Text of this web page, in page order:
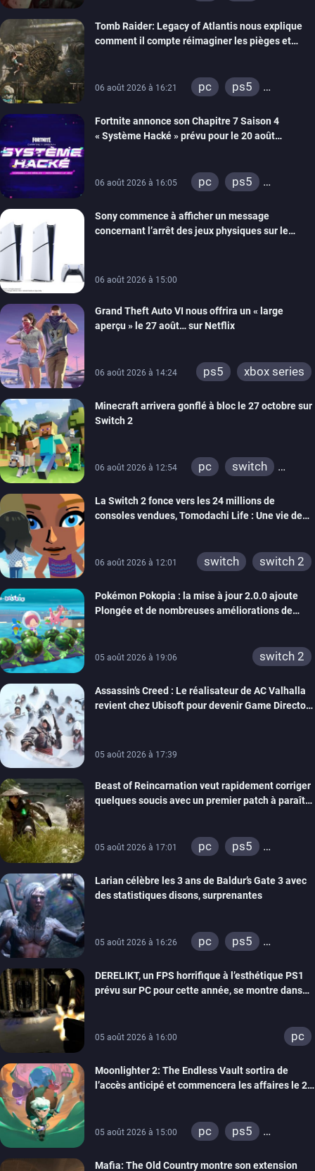
switch 2
Tomb Raider: Legacy of Atlantis nous explique
comment il compte réimaginer les pièges et
06 août 2026 à 16:21 pc
ps5
switch 2
Fortnite annonce son Chapitre 7 Saison 4
« Système Hacké » prévu pour le 20 août
06 août 2026 à 16:05 pc
ps5
switch
ios
android
ps4
Sony commence à afficher un message
concernant l’arrêt des jeux physiques sur le
06 août 2026 à 15:00
Grand Theft Auto VI nous offrira un « large
aperçu » le 27 août… sur Netflix
06 août 2026 à 14:24 ps5 xbox series
Minecraft arrivera gonflé à bloc le 27 octobre sur
Switch 2
06 août 2026 à 12:54 pc
switch
xbox one
wiiu
3ds
ps3
switch 2
La Switch 2 fonce vers les 24 millions de
consoles vendues, Tomodachi Life : Une vie de
06 août 2026 à 12:01 switch switch 2
Pokémon Pokopia : la mise à jour 2.0.0 ajoute
Plongée et de nombreuses améliorations de
05 août 2026 à 19:06 switch 2
Assassin’s Creed : Le réalisateur de AC Valhalla
revient chez Ubisoft pour devenir Game Director
05 août 2026 à 17:39
Beast of Reincarnation veut rapidement corriger
quelques soucis avec un premier patch à paraître
05 août 2026 à 17:01 pc
ps5
Larian célèbre les 3 ans de Baldur’s Gate 3 avec
des statistiques disons, surprenantes
05 août 2026 à 16:26 pc
ps5
DERELIKT, un FPS horrifique à l’esthétique PS1
prévu sur PC pour cette année, se montre dans
05 août 2026 à 16:00 pc
Moonlighter 2: The Endless Vault sortira de
l’accès anticipé et commencera les affaires le 2
05 août 2026 à 15:00 pc
ps5
Mafia: The Old Country montre son extension